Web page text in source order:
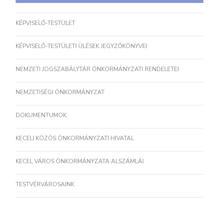
KÉPVISELŐ-TESTÜLET
KÉPVISELŐ-TESTÜLETI ÜLÉSEK JEGYZŐKÖNYVEI
NEMZETI JOGSZABÁLYTÁR ÖNKORMÁNYZATI RENDELETEI
NEMZETISÉGI ÖNKORMÁNYZAT
DOKUMENTUMOK
KECELI KÖZÖS ÖNKORMÁNYZATI HIVATAL
KECEL VÁROS ÖNKORMÁNYZATA ALSZÁMLÁI
TESTVÉRVÁROSAINK